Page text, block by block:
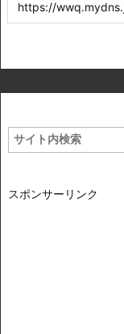
スポンサーリンク